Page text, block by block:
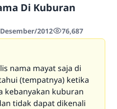
Di Kuburan
2012 76,687
nama mayat saja di
(tempatnya) ketika
kebanyakan kuburan
tidak dapat dikenali